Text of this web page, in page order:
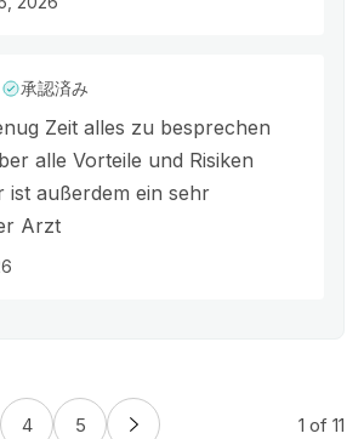
承認済み
Zeit alles zu besprechen
alle Vorteile und Risiken
ist außerdem ein sehr
Arzt
4 5 1 of 11